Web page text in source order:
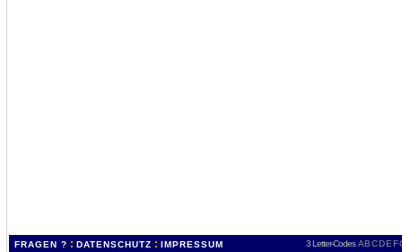
FRAGEN ? : DATENSCHUTZ : IMPRESSUM 3 Letter-Codes ABCDEF